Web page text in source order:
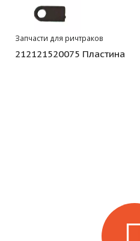
Запчасти для ричтраков
212121520075 Пластина